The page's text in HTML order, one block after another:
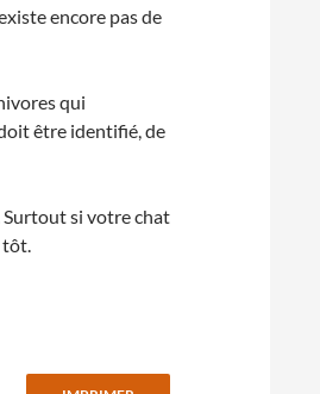
encore pas de
qui
être identifié, de
Surtout si votre chat
tôt.